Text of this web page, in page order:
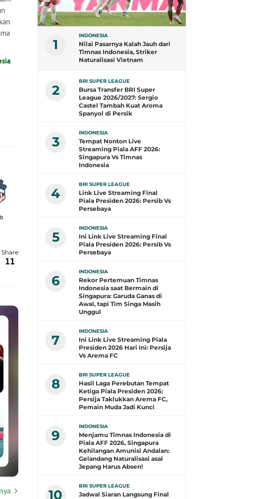
11
1
INDONESIA
Nilai Pasarnya Kalah Jauh dari
Timnas Indonesia, Striker
Naturalisasi Vietnam
2
BRI SUPER LEAGUE
Bursa Transfer BRI Super
League 2026/2027: Sergio
Castel Tambah Kuat Aroma
Spanyol di Persik
3
INDONESIA
Tempat Nonton Live
Streaming Piala AFF 2026:
Singapura Vs Timnas
Indonesia
4
BRI SUPER LEAGUE
Link Live Streaming Final
Piala Presiden 2026: Persib Vs
Persebaya
5
INDONESIA
Ini Link Live Streaming Final
Piala Presiden 2026: Persib Vs
Persebaya
6
INDONESIA
Rekor Pertemuan Timnas
Indonesia saat Bermain di
Singapura: Garuda Ganas di
Awal, tapi Tim Singa Masih
Unggul
7
INDONESIA
Ini Link Live Streaming Piala
Presiden 2026 Hari Ini: Persija
Vs Arema FC
8
BRI SUPER LEAGUE
Hasil Laga Perebutan Tempat
Ketiga Piala Presiden 2026:
Persija Taklukkan Arema FC,
Pemain Muda Jadi Kunci
9
INDONESIA
Menjamu Timnas Indonesia di
Piala AFF 2026, Singapura
Kehilangan Amunisi Andalan:
Gelandang Naturalisasi asal
Jepang Harus Absen!
10
BRI SUPER LEAGUE
Jadwal Siaran Langsung Final